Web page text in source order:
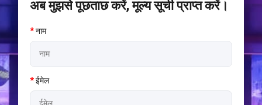
अब मुझसे पूछताछ करें, मूल्य सूची प्राप्त करें।
*नाम
*ईमेल